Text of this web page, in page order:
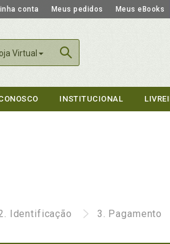
conta Meus pedidos Meus eBooks
Virtual
INSTITUCIONAL
Identificação 3. Pagamento